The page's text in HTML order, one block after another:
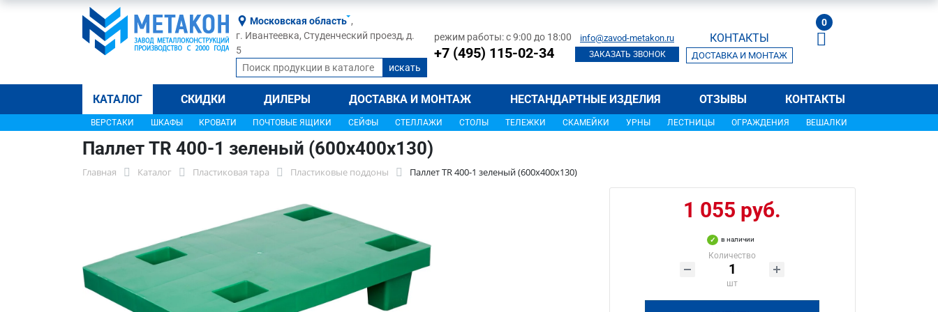
Московская область ,
г. Ивантеевка, Студенческий проезд, д.
5
режим работы: с 9:00 до 18:00
+7 (495) 115-02-34
info@zavod-metakon.ru
ЗАКАЗАТЬ ЗВОНОК
КОНТАКТЫ
ДОСТАВКА И МОНТАЖ
0
КАТАЛОГ СКИДКИ ДИЛЕРЫ ДОСТАВКА И МОНТАЖ НЕСТАНДАРТНЫЕ ИЗДЕЛИЯ ОТЗЫВЫ КОНТАКТЫ
ВЕРСТАКИ ШКАФЫ КРОВАТИ ПОЧТОВЫЕ ЯЩИКИ СЕЙФЫ СТЕЛЛАЖИ СТОЛЫ ТЕЛЕЖКИ СКАМЕЙКИ УРНЫ ЛЕСТНИЦЫ ОГРАЖДЕНИЯ ВЕШАЛКИ
Паллет TR 400-1 зеленый (600х400х130)
Главная Каталог Пластиковая тара Пластиковые поддоны Паллет TR 400-1 зеленый (600х400х130)
1 055 руб.
в наличии
Количество
шт